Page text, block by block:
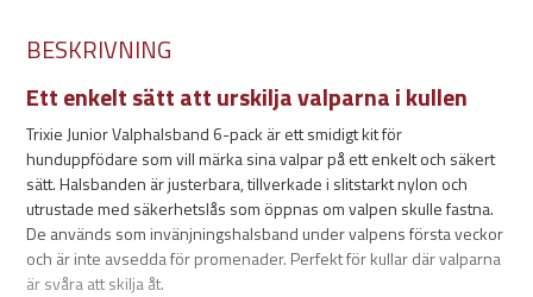
BESKRIVNING
Ett enkelt sätt att urskilja valparna i kullen
Trixie Junior Valphalsband 6-pack är ett smidigt kit för
hunduppfödare som vill märka sina valpar på ett enkelt och säkert
sätt. Halsbanden är justerbara, tillverkade i slitstarkt nylon och
utrustade med säkerhetslås som öppnas om valpen skulle fastna.
De används som invänjningshalsband under valpens första veckor
och är inte avsedda för promenader. Perfekt för kullar där valparna
är svåra att skilja åt.